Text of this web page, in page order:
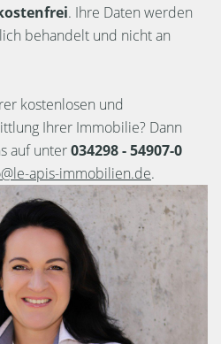
. Ihre Daten werden
behandelt und nicht an
kostenlosen und
Ihrer Immobilie? Dann
auf unter034298 - 54907-0
apis-immobilien.de.